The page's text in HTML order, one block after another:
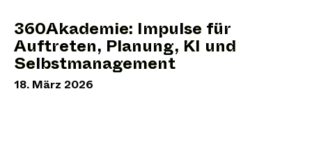
360Akademie: Impulse für
Auftreten, Planung, KI und
Selbstmanagement
18. März 2026